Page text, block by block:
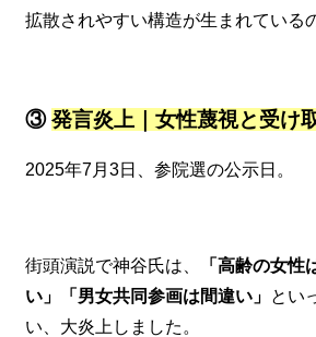
拡散されやすい構造が生まれている
③発言炎上｜女性蔑視と受け
2025年7月3日、参院選の公示日。
街頭演説で神谷氏は、
「高齢の女性
い」「男女共同参画は間違い」 とい
い、大炎上しました。